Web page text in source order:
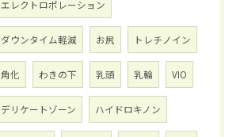
エレクトロポレーション
ダウンタイム軽減 お尻 トレチノイン
角化 わきの下 乳頭 乳輪 VIO
デリケートゾーン ハイドロキノン